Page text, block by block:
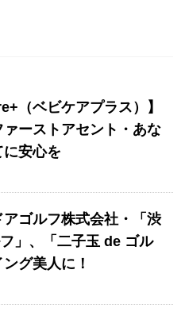
（ベビケアプラス）】
ーストアセント・あな
に安心を
ゴルフ株式会社・「渋
」、「二子玉 de ゴル
グ美人に！